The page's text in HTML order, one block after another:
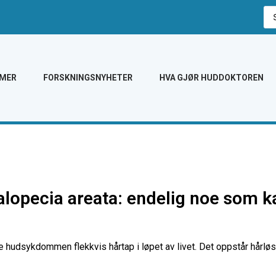
FORSKNINGSNYHETER HVA GJØR HUDDOKTOREN
areata: endelig noe som
hudsykdommen flekkvis hårtap i løpet av livet. Det oppstår